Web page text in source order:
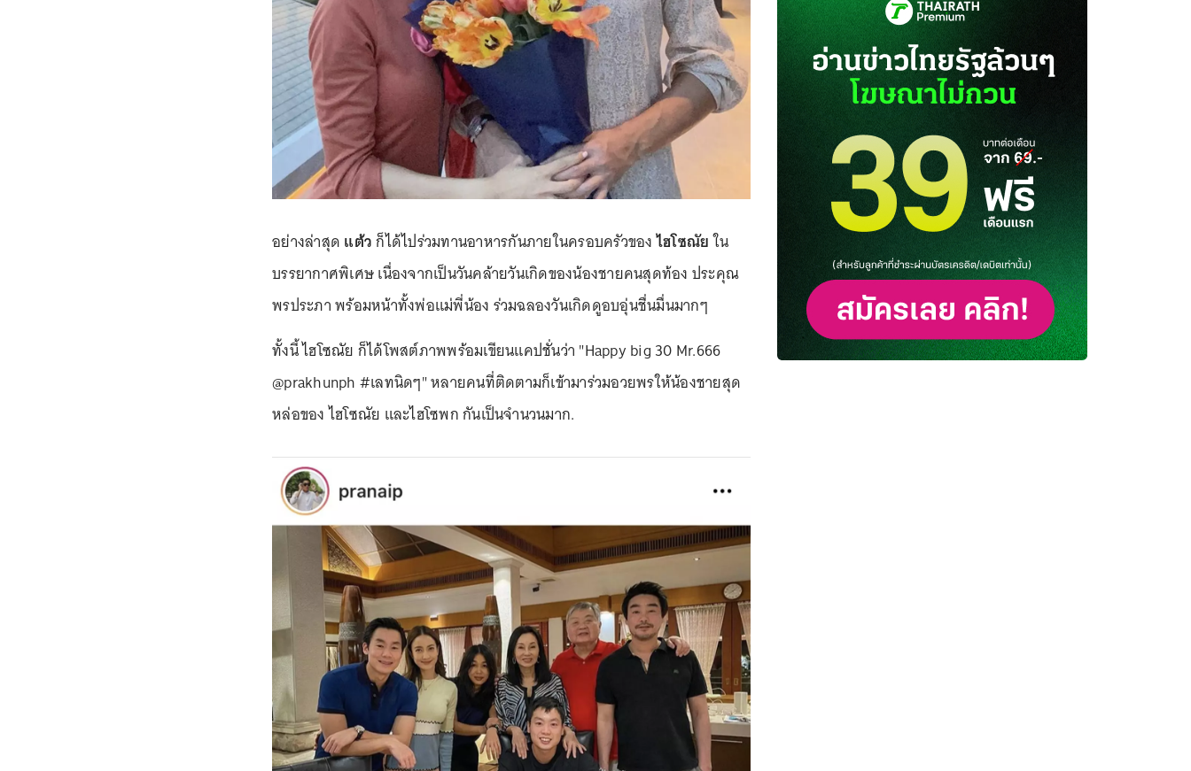
อย่างล่าสุด แต้วก็ได้ไปร่วมทานอาหารกันภายในครอบครัวของไฮโซณัยใน
บรรยากาศพิเศษ เนื่องจากเป็นวันคล้ายวันเกิดของน้องชายคนสุดท้อง ประคุณ
พรประภา พร้อมหน้าทั้งพ่อแม่พี่น้อง ร่วมฉลองวันเกิดดูอบอุ่นชื่นมื่นมากๆ
ทั้งนี้ ไฮโซณัย ก็ได้โพสต์ภาพพร้อมเขียนแคปชั่นว่า "Happy big 30 Mr.666
@prakhunph #เลทนิดๆ" หลายคนที่ติดตามก็เข้ามาร่วมอวยพรให้น้องชายสุด
หล่อของ ไฮโซณัย และไฮโซพก กันเป็นจำนวนมาก.